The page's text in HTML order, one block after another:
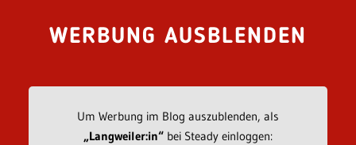
WERBUNG AUSBLENDEN
Um Werbung im Blog auszublenden, als
„Langweiler:in“bei Steady einloggen: